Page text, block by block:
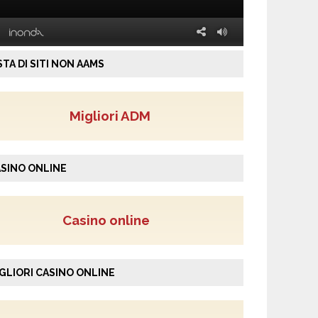
DI SITI NON AAMS
Migliori ADM
ONLINE
Casino online
CASINO ONLINE